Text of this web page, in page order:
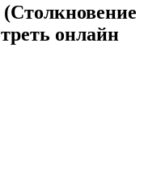
онлайн